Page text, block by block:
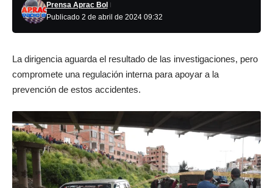
Publicado 2 de abril de 2024 09:32
Prensa Aprac Bol
La dirigencia aguarda el resultado de las investigaciones, pero
compromete una regulación interna para apoyar a la
prevención de estos accidentes.